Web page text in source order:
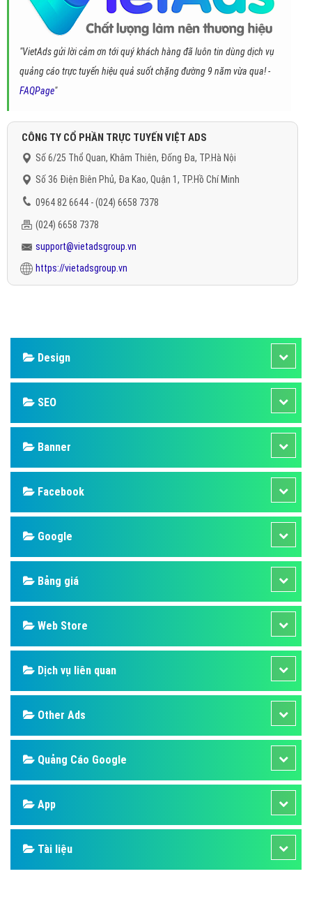
"VietAds gửi lời cảm ơn tới quý khách hàng đã luôn tin dùng dịch vụ
quảng cáo trực tuyến hiệu quả suốt chặng đường 9 năm vừa qua! -
FAQPage"
CÔNG TY CỔ PHẦN TRỰC TUYẾN VIỆT ADS
Số 6/25 Thổ Quan, Khâm Thiên, Đống Đa, TP.Hà Nội
Số 36 Điện Biên Phủ, Đa Kao, Quận 1, TP.Hồ Chí Minh
0964 82 6644 - (024) 6658 7378
(024) 6658 7378
support@vietadsgroup.vn
https://vietadsgroup.vn
Design
SEO
Banner
Facebook
Google